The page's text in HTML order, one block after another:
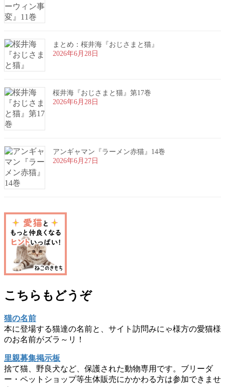
まとめ：桜井海『おじさまと猫』
2026年6月28日
桜井海『おじさまと猫』第17巻
2026年6月28日
アンギャマン『ラーメン赤猫』14巻
2026年6月27日
こちらもどうぞ
猫の名前
本に登場する猫達の名前と、サイト訪問みにゃ様方の愛猫様
のお名前がズラ～リ！
里親募集掲示板
捨て猫、野良犬など、保護された動物専用です。ブリーダ
ー・ペットショップ等生体販売にかかわる方は参加できませ